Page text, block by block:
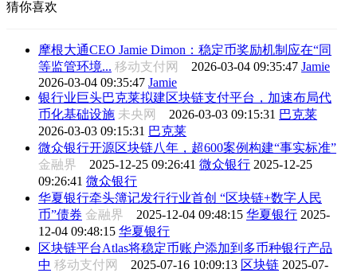
猜你喜欢
摩根大通CEO Jamie Dimon：稳定币奖励机制应在“同
等监管环境... 移动支付网 2026-03-04 09:35:47 Jamie
2026-03-04 09:35:47 Jamie
银行业巨头巴克莱拟建区块链支付平台，加速布局代
币化基础设施 未央网 2026-03-03 09:15:31 巴克莱
2026-03-03 09:15:31 巴克莱
微众银行开源区块链八年，超600案例构建“事实标准”
金融界 2025-12-25 09:26:41 微众银行 2025-12-25
09:26:41 微众银行
华夏银行牵头簿记发行行业首创 “区块链+数字人民
币”债券 金融界 2025-12-04 09:48:15 华夏银行 2025-
12-04 09:48:15 华夏银行
区块链平台Atlas将稳定币账户添加到多币种银行产品
中 移动支付网 2025-07-16 10:09:13 区块链 2025-07-